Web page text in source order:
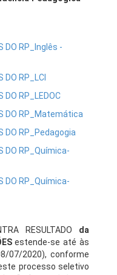
DO RP_Inglês -
DO RP_LCI
DO RP_LEDOC
DO RP_Matemática
DO RP_Pedagogia
DO RP_Química-
DO RP_Química-
RESULTADO d a
estende-se até às
07/2020), conforme
processo seletivo